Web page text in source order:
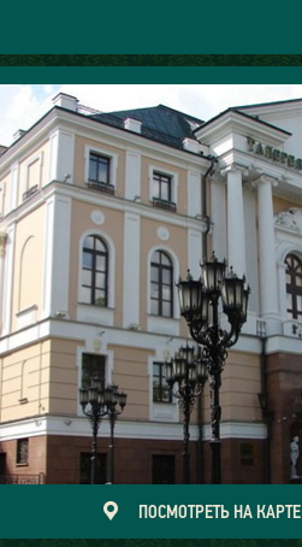
ПОСМОТРЕТЬ НА КАРТЕ